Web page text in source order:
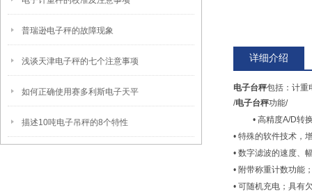
普瑞逊电子秤的故障现象
浅谈天津电子秤的七个注意事项
如何正确使用赛多利斯电子天平
描述10吨电子吊秤的8个特性
详细介绍
电子台秤包括：计重
/电子台秤功能/
• 高精度A/D转
• 特殊的软件技术，
• 数字滤波的速度、
• 附带称重计数功能
• 可随机充电；具有